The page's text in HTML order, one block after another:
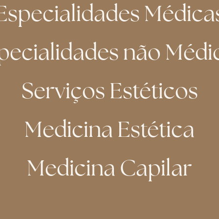
não
Serviços Estéticos
Medicina Estética
Medicina Capilar